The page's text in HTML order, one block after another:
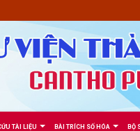
TÀI LIỆU BÀI TRÍCH SỐ HÓA BỘ